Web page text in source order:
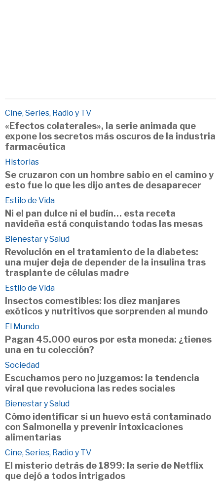
Cine, Series, Radio y TV
«Efectos colaterales», la serie animada que
expone los secretos más oscuros de la industria
farmacéutica
Historias
Se cruzaron con un hombre sabio en el camino y
esto fue lo que les dijo antes de desaparecer
Estilo de Vida
Ni el pan dulce ni el budín… esta receta
navideña está conquistando todas las mesas
Bienestar y Salud
Revolución en el tratamiento de la diabetes:
una mujer deja de depender de la insulina tras
trasplante de células madre
Estilo de Vida
Insectos comestibles: los diez manjares
exóticos y nutritivos que sorprenden al mundo
El Mundo
Pagan 45.000 euros por esta moneda: ¿tienes
una en tu colección?
Sociedad
Escuchamos pero no juzgamos: la tendencia
viral que revoluciona las redes sociales
Bienestar y Salud
Cómo identificar si un huevo está contaminado
con Salmonella y prevenir intoxicaciones
alimentarias
Cine, Series, Radio y TV
El misterio detrás de 1899: la serie de Netflix
que dejó a todos intrigados